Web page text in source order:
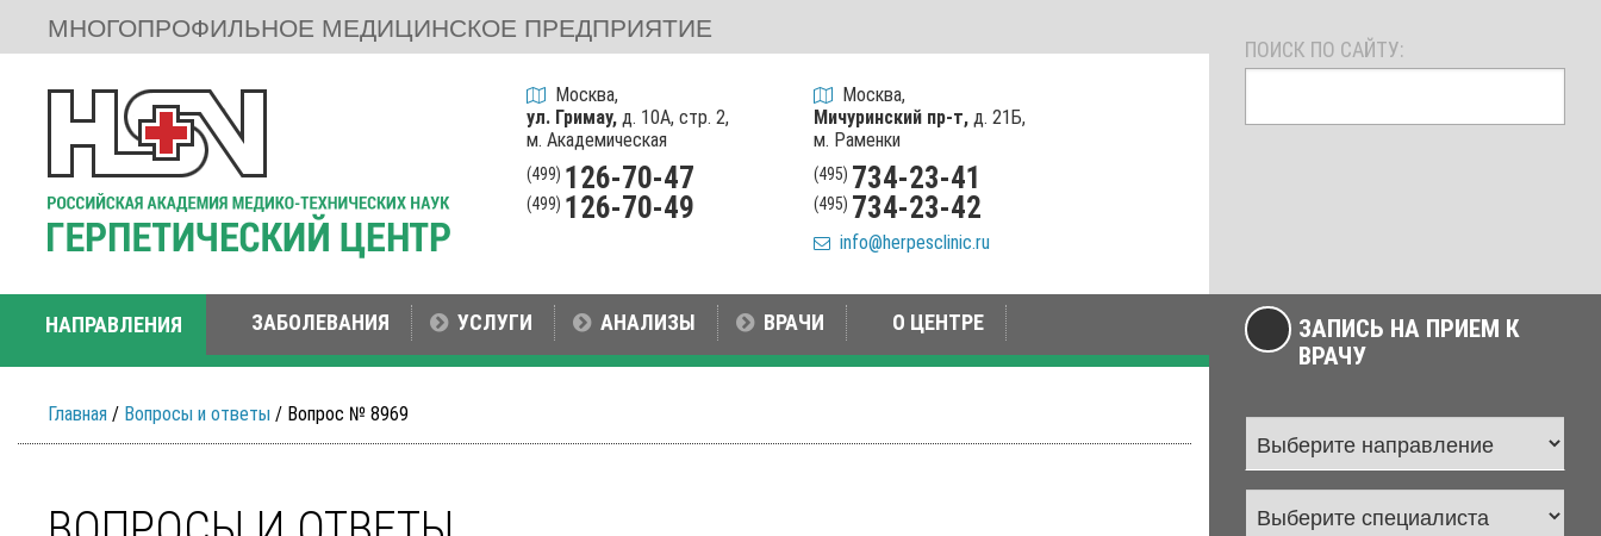
МНОГОПРОФИЛЬНОЕ МЕДИЦИНСКОЕ ПРЕДПРИЯТИЕ
Москва,
ул. Гримау,д. 10А, стр. 2,
м. Академическая
(499) 126-70-47
(499) 126-70-49
Москва,
Мичуринский пр-т, д. 21Б,
м. Раменки
(495) 734-23-41
(495) 734-23-42
info@herpesclinic.ru
ПОИСК ПО САЙТУ:
НАПРАВЛЕНИЯ ЗАБОЛЕВАНИЯ УСЛУГИ АНАЛИЗЫ ВРАЧИ О ЦЕНТРЕ
Главная / Вопросы и ответы / Вопрос № 8969
ЗАПИСЬ НА ПРИЕМ К
ВРАЧУ